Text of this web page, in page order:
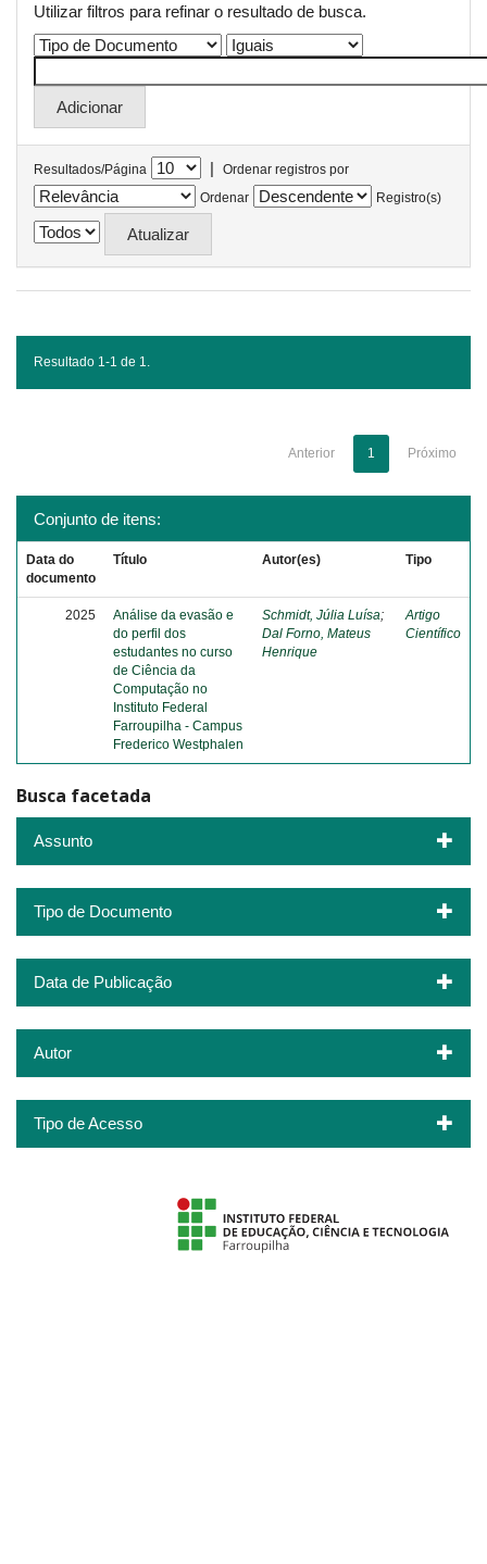
Utilizar filtros para refinar o resultado de busca.
Resultados/Página |
Ordenar registros por
Ordenar
Registro(s)
Resultado 1-1 de 1.
Anterior 1 Próximo
Conjunto de itens:
Data do
documento
Título Autor(es) Tipo
2025
Análise da evasão e
do perfil dos
estudantes no curso
de Ciência da
Computação no
Instituto Federal
Farroupilha - Campus
Frederico Westphalen
Schmidt, Júlia Luísa;
Dal Forno, Mateus
Henrique
Artigo
Científico
Busca facetada
Assunto
Tipo de Documento
Data de Publicação
Autor
Tipo de Acesso